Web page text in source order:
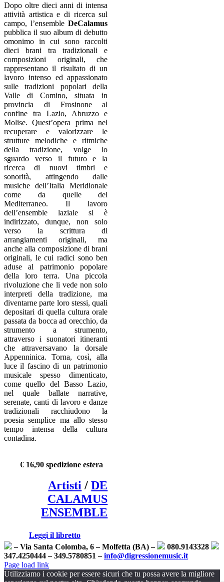
Dopo oltre dieci anni di intensa
attività artistica e di ricerca sul
campo, l’ensembleDeCalamus
pubblica il suo album di debutto
omonimo in cui sono raccolti
dieci brani tra tradizionali e
composizioni originali, che
rappresentano il risultato di un
lavoro intenso ed appassionato
sulle tradizioni popolari della
Valle di Comino, situata in
provincia di Frosinone al
confine tra Lazio, Abruzzo e
Molise. Quest’opera prima nel
recuperare e valorizzare le
strutture melodiche e ritmiche
della tradizione, volge lo
sguardo verso il futuro e la
ricerca di nuovi timbri e
sonorità, attingendo dalle
musiche dell’Italia Meridionale
come da quelle del
Mediterraneo. Il lavoro
dell’ensemble laziale si è
indirizzato, dunque, non solo
verso la scrittura di
arrangiamenti originali, ma
anche alla composizione di brani
originali, le cui radici sono ben
aduse al patrimonio popolare
della loro terra. Una piccola
rivoluzione che li vede non solo
interpreti della tradizione, ma
diventarne parte loro stessi, quali
depositari di quella cultura orale
passata da bocca ad orecchio, da
strumento a strumento,
attraverso i suonatori itineranti
che attraversavano la dorsale
Appenninica. Torna, così, alla
luce il fascino di un patrimonio
musicale spesso dimenticato,
come quello del Basso Lazio,
nel quale ballate narrative,
serenate, canti di lavoro e danze
tradizionali racchiudono la
poesia semplice ma allo stesso
tempo intensa della cultura
contadina.
€ 16,90 spedizione estera
Artisti /DE
CALAMUS
ENSEMBLE
Leggi il libretto
– Via Santa Colomba, 6 – Molfetta (BA) –
080.9143328
347.4250444 – 349.5780851 –info@digressionemusic.it
Page load link
Utilizziamo i cookie per essere sicuri che tu possa avere la migliore